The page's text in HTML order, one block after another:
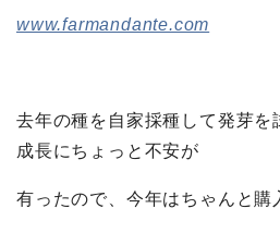
www.farmandante.com
去年の種を自家採種して発芽を
成長にちょっと不安が
有ったので、今年はちゃんと購